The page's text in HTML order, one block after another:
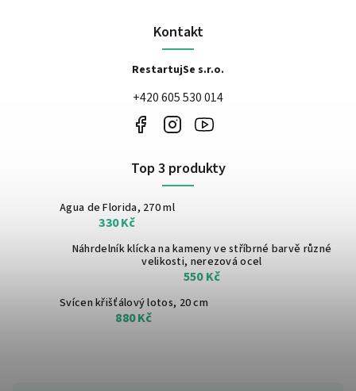
Kontakt
RestartujSe s.r.o.
+420 605 530 014
Top 3 produkty
Agua de Florida, 270 ml
330 Kč
Náhrdelník klícka na kameny ve stříbrné barvě různé
velikosti, nerezová ocel
550 Kč
Svícen křišťálový lotos, 20 cm
880 Kč